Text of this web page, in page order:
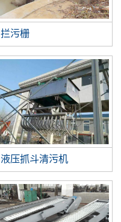
拦污栅
液压抓斗清污机